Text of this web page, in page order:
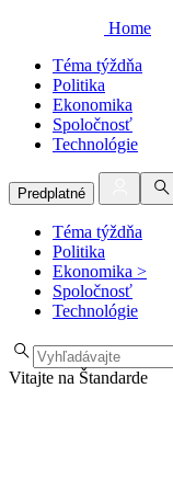
Home
Téma týždňa
Politika
Ekonomika
Spoločnosť
Technológie
Predplatné
Téma týždňa
Politika
Ekonomika >
Spoločnosť
Technológie
Vitajte na Štandarde